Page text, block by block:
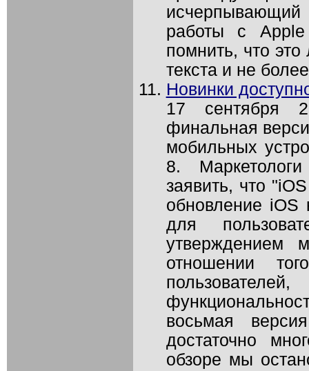
исчерпывающий
работы с Apple
помнить, что это
текста и не
Новинки
17 сентября
финальная
мобильных
8.
заявить, что
обновление iOS
для
утверждением
отношении
восьмая
достаточно
обзоре мы